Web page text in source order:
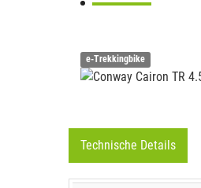
e-Trekkingbike
Technische Details